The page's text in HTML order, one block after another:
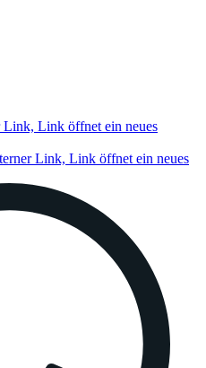
Link, Link öffnet ein neues
Link, Link öffnet ein neues